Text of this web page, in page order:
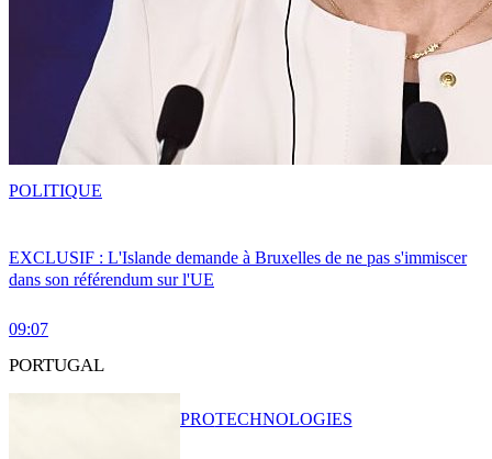
EXCLUSIF : L'Islande demande à Bruxelles de ne pas s'immiscer
dans son référendum sur l'UE
09:07
POLITIQUE
PORTUGAL
PROTECHNOLOGIES